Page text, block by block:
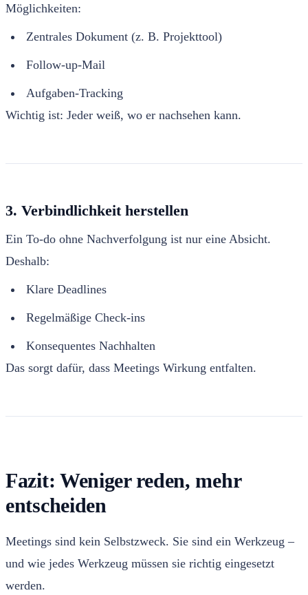
Möglichkeiten:
Zentrales Dokument (z. B. Projekttool)
Follow-up-Mail
Aufgaben-Tracking
Wichtig ist: Jeder weiß, wo er nachsehen kann.
3. Verbindlichkeit herstellen
Ein To-do ohne Nachverfolgung ist nur eine Absicht.
Deshalb:
Klare Deadlines
Regelmäßige Check-ins
Konsequentes Nachhalten
Das sorgt dafür, dass Meetings Wirkung entfalten.
Fazit: Weniger reden, mehr
entscheiden
Meetings sind kein Selbstzweck. Sie sind ein Werkzeug –
und wie jedes Werkzeug müssen sie richtig eingesetzt
werden.